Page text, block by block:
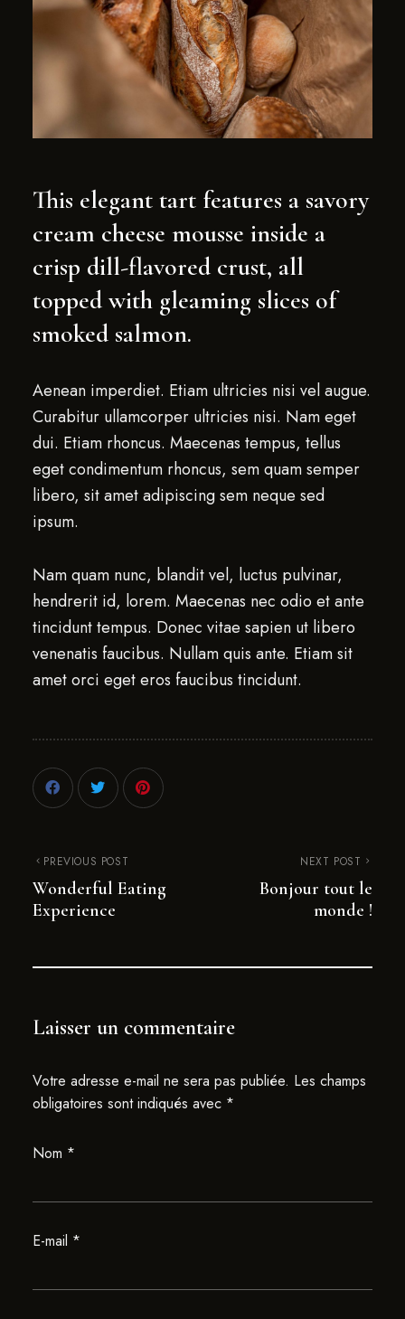
This elegant tart features a savory
cream cheese mousse inside a
crisp dill-flavored crust, all
topped with gleaming slices of
smoked salmon.
Aenean imperdiet. Etiam ultricies nisi vel augue.
Curabitur ullamcorper ultricies nisi. Nam eget
dui. Etiam rhoncus. Maecenas tempus, tellus
eget condimentum rhoncus, sem quam semper
libero, sit amet adipiscing sem neque sed
ipsum.
Nam quam nunc, blandit vel, luctus pulvinar,
hendrerit id, lorem. Maecenas nec odio et ante
tincidunt tempus. Donec vitae sapien ut libero
venenatis faucibus. Nullam quis ante. Etiam sit
amet orci eget eros faucibus tincidunt.
PREVIOUS POST
Wonderful Eating
Experience
NEXT POST
Bonjour tout le
monde !
Laisser un commentaire
Votre adresse e-mail ne sera pas publiée. Les champs
obligatoires sont indiqués avec *
Nom *
E-mail *